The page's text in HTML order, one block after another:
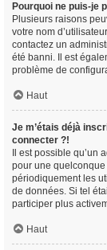
Pourquoi ne puis-je
Plusieurs raisons
votre nom
contactez un
été banni. Il est
problème de
Haut
Je m’étais déjà
connecter ?!
Il est possible
pour une
périodiquement les
de données. Si tel
participer plus
Haut